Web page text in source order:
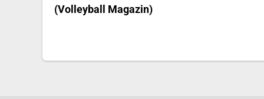
(Volleyball Magazin)